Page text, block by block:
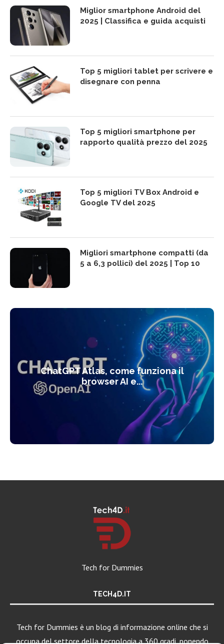
Miglior smartphone Android del
2025 | Classifica e guida acquisti
Top 5 migliori tablet per scrivere e
disegnare con penna
Top 5 migliori smartphone per
rapporto qualità prezzo del 2025
Top 5 migliori TV Box Android e
Google TV del 2025
Migliori smartphone compatti (da
5 a 6,3 pollici) del 2025 | Top 10
ChatGPT Atlas, come funziona il
browser AI e...
Tech for Dummies
TECH4D.IT
Tech for Dummies è un blog di informazione online che si
occupa del settore della tecnologia a 360 gradi, ponendo